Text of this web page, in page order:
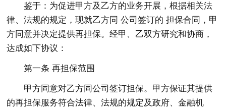
鉴于：为促进甲方及乙方的业务开展，根据相关法
律、法规的规定，现就乙方同 公司签订的 担保合同，甲
方同意并决定提供再担保。经甲、乙双方研究和协商，
达成如下协议：
第一条 再担保范围
甲方同意对乙方同公司签订担保。甲方保证其提供
的再担保服务符合法律、法规的规定及政府、金融机